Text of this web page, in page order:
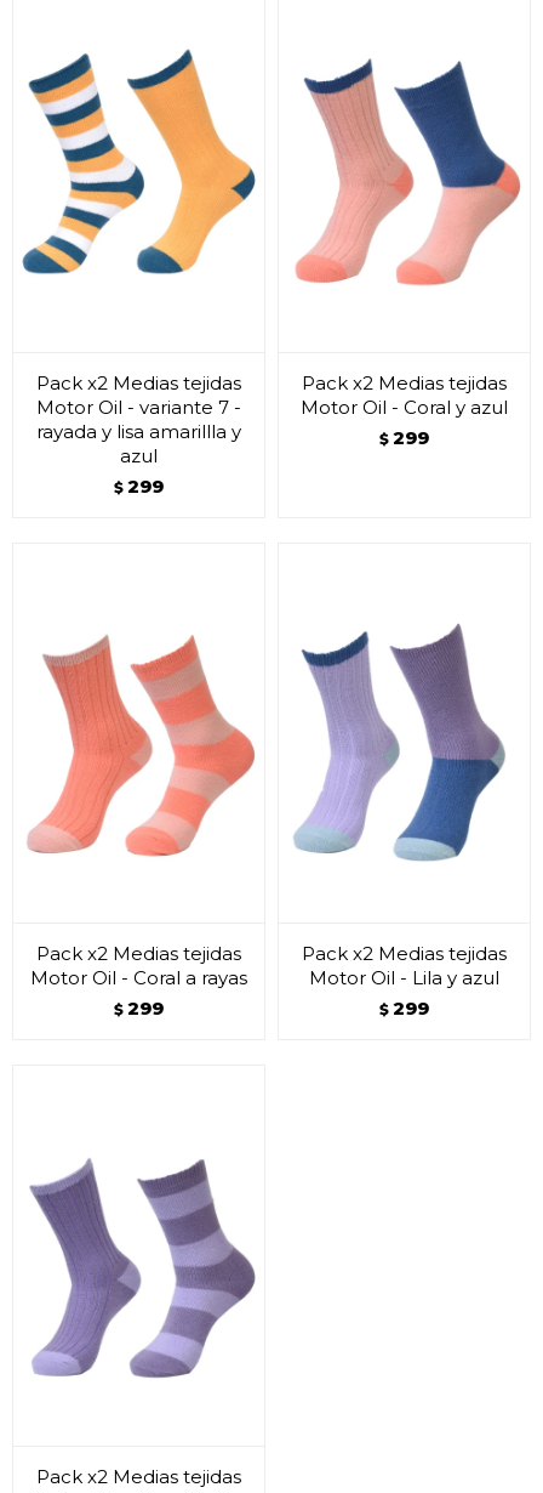
Pack x2 Medias tejidas
Motor Oil - variante 7 -
rayada y lisa amarillla y
azul
$ 299
Pack x2 Medias tejidas
Motor Oil - Coral y azul
$ 299
Pack x2 Medias tejidas
Motor Oil - Coral a rayas
$ 299
Pack x2 Medias tejidas
Motor Oil - Lila y azul
$ 299
Pack x2 Medias tejidas